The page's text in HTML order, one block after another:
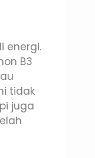
energi.
B3
tidak
juga